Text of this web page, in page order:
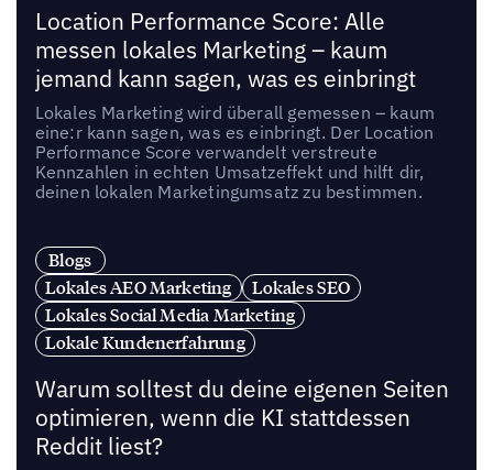
Location Performance Score: Alle
messen lokales Marketing – kaum
jemand kann sagen, was es einbringt
Lokales Marketing wird überall gemessen – kaum
eine:r kann sagen, was es einbringt. Der Location
Performance Score verwandelt verstreute
Kennzahlen in echten Umsatzeffekt und hilft dir,
deinen lokalen Marketingumsatz zu bestimmen.
Blogs
Lokales AEO Marketing
Lokales SEO
Lokales Social Media Marketing
Lokale Kundenerfahrung
Warum solltest du deine eigenen Seiten
optimieren, wenn die KI stattdessen
Reddit liest?